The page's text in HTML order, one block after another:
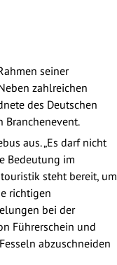
seiner
zahlreichen
des Deutschen
Branchenevent.
aus. „Es darf nicht
Bedeutung im
steht bereit, um
richtigen
bei der
Führerschein und
abzuschneiden